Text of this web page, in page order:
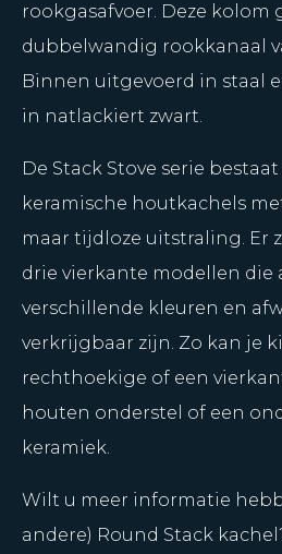
rookgasafvoer. Deze kolom
dubbelwandig rookkanaal
Binnen uitgevoerd in staal
in natlackiert zwart.
De Stack Stove serie
keramische houtkachels
maar tijdloze uitstraling. Er
drie vierkante modellen die
verschillende kleuren en
verkrijgbaar zijn. Zo kan je
rechthoekige of een
houten onderstel of een
keramiek.
Wilt u meer informatie
andere) Round Stack